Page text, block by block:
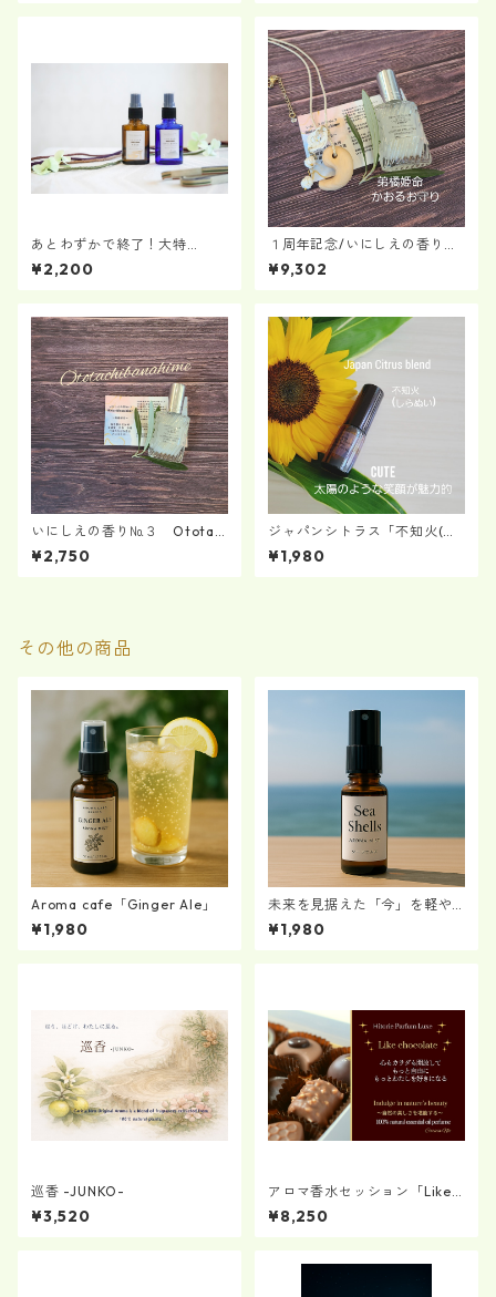
あとわずかで終了！大特
価！！神々と生きる橘「いに
しえの香」セット №1＆№２
¥2,200
１周年記念/いにしえの香り
№３ Ototachibanahime～
弟橘姫命～アロマミストと檜
¥9,302
いにしえの香り№３ Ototac
hibanahime～弟橘姫命～アロ
マミスト
¥2,750
ジャパンシトラス「不知火(し
らぬい)」ブレンド "Cute"
¥1,980
その他の商品
Aroma cafe「Ginger Ale」
¥1,980
未来を見据えた「今」を軽や
かに『Sea Shells』 アロマミ
スト
¥1,980
巡香 -JUNKO-
¥3,520
アロマ香水セッション「Like c
hocolate」
¥8,250